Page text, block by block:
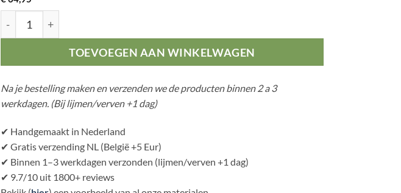
Geometrische Dinosaurus Triceratops aantal
TOEVOEGEN AAN WINKELWAGEN
Na je bestelling maken en verzenden we de producten binnen 2 a 3
werkdagen. (Bij lijmen/verven +1 dag)
✔ Handgemaakt in Nederland
✔ Gratis verzending NL (België +5 Eur)
✔ Binnen 1–3 werkdagen verzonden (lijmen/verven +1 dag)
✔ 9.7/10 uit 1800+ reviews